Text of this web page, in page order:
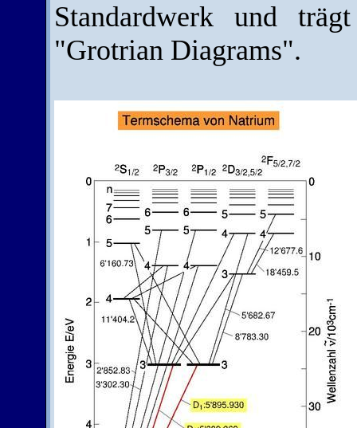
Standardwerk und
"Grotrian Diagrams".